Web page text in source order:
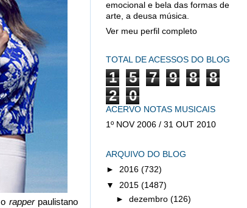
rapper paulistano
emocional e bela das formas de
arte, a deusa música.
Ver meu perfil completo
TOTAL DE ACESSOS DO BLOG
1 5 7 9 8
8
2
0
ACERVO NOTAS MUSICAIS
1º NOV 2006 / 31 OUT 2010
ARQUIVO DO BLOG
► 2016 (732)
▼ 2015 (1487)
►dezembro(126)